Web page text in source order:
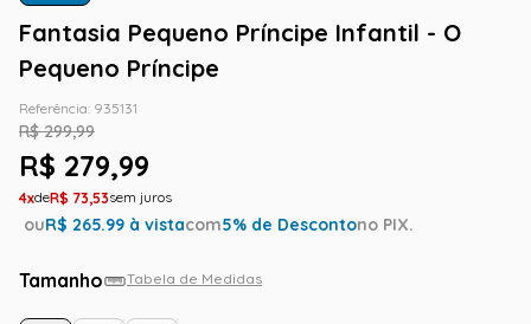
Fantasia Pequeno Príncipe Infantil - O
Pequeno Príncipe
Referência: 935131
R$ 299,99
R$ 279,99
4 R$ 73,53
ouR$ 265.99 à vistacom5% de Descontono PIX.
Tamanho Tabela de Medidas